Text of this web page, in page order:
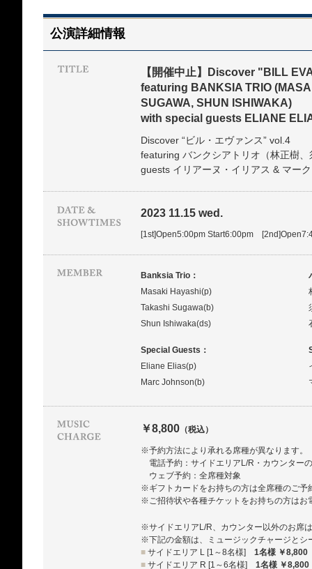
公演詳細情報
【開催中止】Discover "BILL
featuring BANKSIA TRIO
SUGAWA, SHUN ISHIWAKA)
with special guests ELIANE
Discover “ビル・エヴァンス” vol.4
featuring バンクシアトリオ（林正樹
guests イリアーヌ・イリアス & マー
2023 11.15 wed.
[1st]Open5:00pm Start6:00pm
Banksia Trio：
Masaki Hayashi(p)
Takashi Sugawa(b)
Shun Ishiwaka(ds)
Special Guests：
Eliane Elias(p)
Marc Johnson(b)
￥8,800 （税込）
※予約方法により承れる席種が異なります。
電話予約：サイドエリアL/R・カウンター
ウェブ予約：全席種対象
※ギフトカードをお持ちの方は全席種のご予
※ご招待状や各種チケットをお持ちの方はお
※サイドエリアL/R、カウンター以外のお席
※下記の金額は、ミュージックチャージとシ
■ サイドエリア L [1～8名様] 1名様 ￥8,800
■ サイドエリア R [1～6名様] 1名様 ￥8,800